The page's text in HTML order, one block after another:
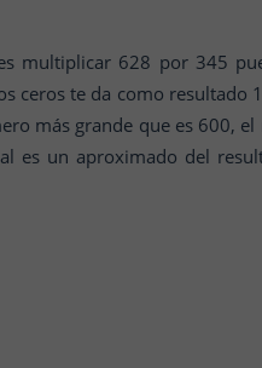
multiplicar 628 por 345
ceros te da como
más grande que es 600,
es un aproximado del